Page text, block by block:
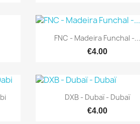
Quick view
FNC - Madeira Funchal -...
€4.00
Quick view
DXB - Dubaï - Dubaï
€4.00